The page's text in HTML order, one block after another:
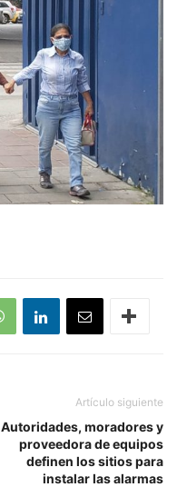
Artículo siguiente
Autoridades, moradores y
proveedora de equipos
definen los sitios para
instalar las alarmas